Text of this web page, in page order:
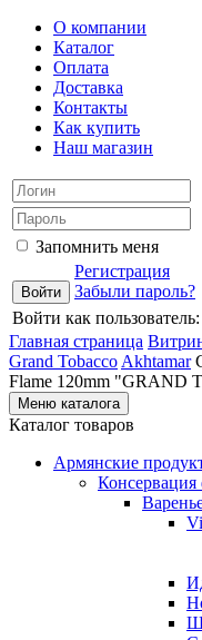
О компании
Каталог
Оплата
Доставка
Контакты
Как купить
Наш магазин
Запомнить меня
Регистрация
Забыли пароль?
Войти как пользователь:
Главная страница
Grand Tobacco Akhtamar
Flame 120mm "GRAND
Меню каталога
Каталог товаров
Армянские
Консервация